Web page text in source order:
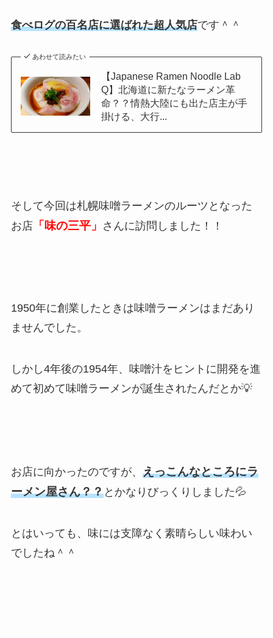
食べログの百名店に選ばれた超人気店です＾＾
あわせて読みたい
【Japanese Ramen Noodle Lab
Q】北海道に新たなラーメン革
命？？情熱大陸にも出た店主が手
掛ける、大行...
そして今回は札幌味噌ラーメンのルーツとなった
お店「味の三平」 さんに訪問しました！！
1950年に創業したときは味噌ラーメンはまだあり
ませんでした。
しかし4年後の1954年、味噌汁をヒントに開発を進
めて初めて味噌ラーメンが誕生されたんだとか💡
お店に向かったのですが、 えっこんなところにラ
ーメン屋さん？？とかなりびっくりしました💦
とはいっても、味には支障なく素晴らしい味わい
でしたね＾＾